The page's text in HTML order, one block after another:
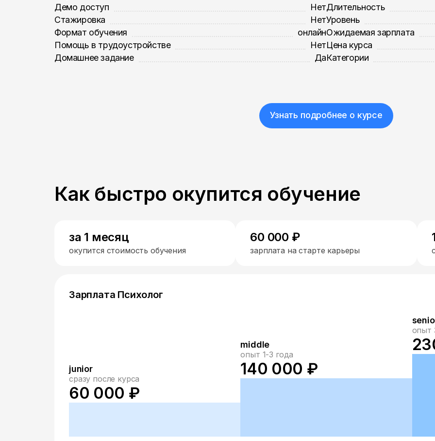
Демо доступ
Нет
Стажировка
Нет
Формат обучения
онлайн
Помощь в трудоустройстве
Нет
Домашнее задание
Да
Длительность
Уровень
Ожидаемая зарплата
Цена курса
Категории
Узнать подробнее о курсе
Как быстро окупится обучение
за 1 месяц
окупится стоимость обучения
60 000 ₽
зарплата на старте карьеры
Зарплата Психолог
junior
сразу после курса
60 000 ₽
middle
опыт 1-3 года
140 000 ₽
опыт